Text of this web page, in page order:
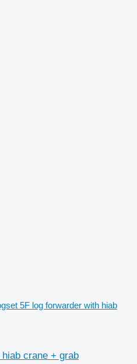
5F log forwarder with hiab
crane + grab